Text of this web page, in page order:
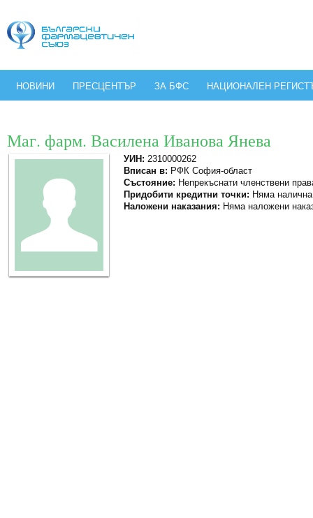
НОВИНИ ПРЕСЦЕНТЪР ЗА БФС НАЦИОНАЛЕН
Маг. фарм. Василена Иванова Янева
УИН: 2310000262
Вписан в: РФК София-област
Състояние: Непрекъснати членствени
Придобити кредитни точки: Няма
Наложени наказания: Няма наложени